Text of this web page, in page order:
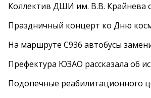
Коллектив ДШИ им. В.В. Крайнева
Праздничный концерт ко Дню
На маршруте С936 автобусы
Префектура ЮЗАО рассказала об
Подопечные реабилитационного